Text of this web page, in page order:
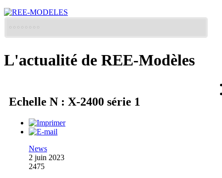
L'actualité de REE-Modèles
Echelle N : X-2400 série 1
News
2 juin 2023
2475